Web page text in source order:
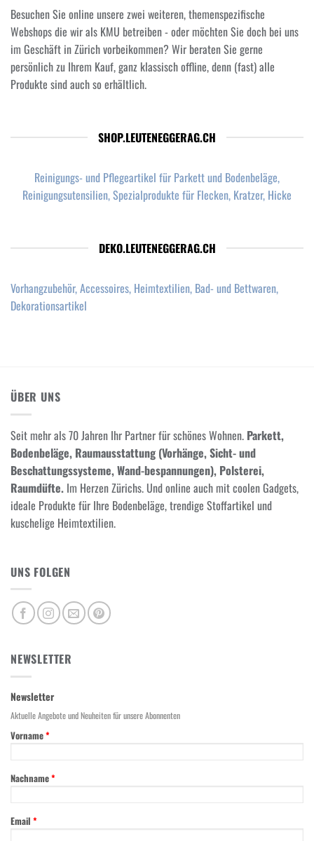
Besuchen Sie online unsere zwei weiteren, themenspezifische
Webshops die wir als KMU betreiben - oder möchten Sie doch bei uns
im Geschäft in Zürich vorbeikommen? Wir beraten Sie gerne
persönlich zu Ihrem Kauf, ganz klassisch offline, denn (fast) alle
Produkte sind auch so erhältlich.
SHOP.LEUTENEGGERAG.CH
Reinigungs- und Pflegeartikel für Parkett und Bodenbeläge,
Reinigungsutensilien, Spezialprodukte für Flecken, Kratzer, Hicke
DEKO.LEUTENEGGERAG.CH
Vorhangzubehör, Accessoires, Heimtextilien, Bad- und Bettwaren,
Dekorationsartikel
ÜBER UNS
Seit mehr als 70 Jahren Ihr Partner für schönes Wohnen. Parkett,
Bodenbeläge, Raumausstattung (Vorhänge, Sicht- und
Beschattungssysteme, Wand-bespannungen), Polsterei,
Raumdüfte. Im Herzen Zürichs. Und online auch mit coolen Gadgets,
ideale Produkte für Ihre Bodenbeläge, trendige Stoffartikel und
kuschelige Heimtextilien.
UNS FOLGEN
NEWSLETTER
Newsletter
Aktuelle Angebote und Neuheiten für unsere Abonnenten
Vorname*
Nachname*
Email *